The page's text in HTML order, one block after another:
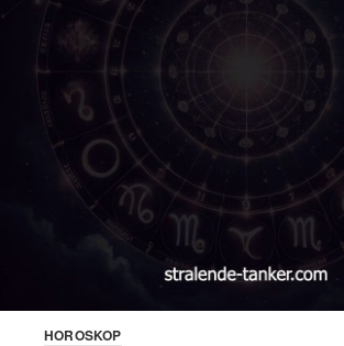
HOROSKOP